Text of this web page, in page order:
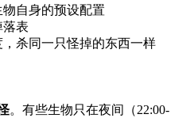
自身的预设配置
表
杀同一只怪掉的东西一样
。有些生物只在夜间（22:00-